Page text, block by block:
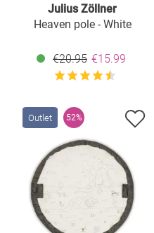
Julius Zöllner
Heaven pole - White
€20.95 €15.99
Outlet 52%